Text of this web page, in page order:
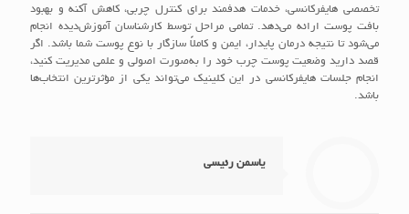
تخصصی هایفرکانسی، خدمات هدفمند برای کنترل چربی، کاهش آکنه و بهبود
بافت پوست ارائه می‌دهد. تمامی مراحل توسط کارشناسان آموزش‌دیده انجام
می‌شود تا نتیجه‌ درمان پایدار، ایمن و کاملاً سازگار با نوع پوست شما باشد. اگر
قصد دارید وضعیت پوست چرب خود را به‌صورت اصولی و علمی مدیریت کنید،
انجام جلسات هایفرکانسی در این کلینیک می‌تواند یکی از مؤثرترین انتخاب‌ها
باشد.
یاسمن رئیسی